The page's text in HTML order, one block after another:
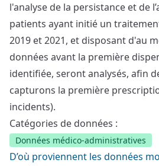
l'analyse de la persistance et de
patients ayant initié un
2019 et 2021, et disposant d'au
données avant la première
identifiée, seront analysés, afin
capturons la première
incidents).
Catégories de données :
Données médico-administratives
D’où proviennent les données